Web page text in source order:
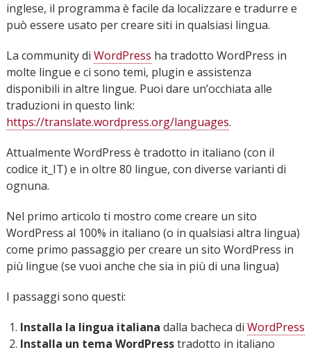
inglese, il programma è facile da localizzare e tradurre e
può essere usato per creare siti in qualsiasi lingua.
La community di WordPress ha tradotto WordPress in
molte lingue e ci sono temi, plugin e assistenza
disponibili in altre lingue. Puoi dare un’occhiata alle
traduzioni in questo link:
https://translate.wordpress.org/languages.
Attualmente WordPress è tradotto in italiano (con il
codice it_IT) e in oltre 80 lingue, con diverse varianti di
ognuna.
Nel primo articolo ti mostro come creare un sito
WordPress al 100% in italiano (o in qualsiasi altra lingua)
come primo passaggio per creare un sito WordPress in
più lingue (se vuoi anche che sia in più di una lingua)
I passaggi sono questi:
Installa la lingua italiana dalla bacheca di WordPress
Installa un tema WordPresstradotto in italiano